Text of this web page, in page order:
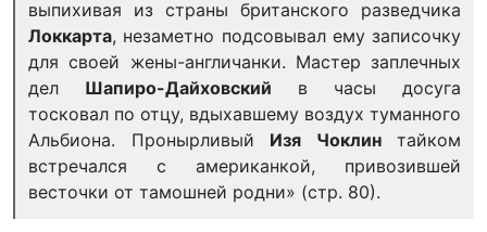
выпихивая из страны британского разведчика
Локкарта, незаметно подсовывал ему записочку
для своей жены-англичанки. Мастер заплечных
дел Шапиро-Дайховский в часы досуга
тосковал по отцу, вдыхавшему воздух туманного
Альбиона. Пронырливый Изя Чоклинтайком
встречался с американкой, привозившей
весточки от тамошней родни» (стр. 80).